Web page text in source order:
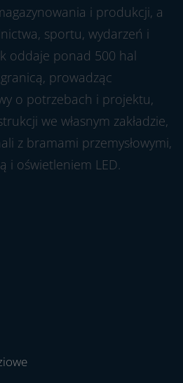
i produkcji, a
sportu, wydarzeń i
oddaje ponad 500 hal
prowadząc
o potrzebach i projektu,
we własnym zakładzie,
z bramami przemysłowymi,
i oświetleniem LED.